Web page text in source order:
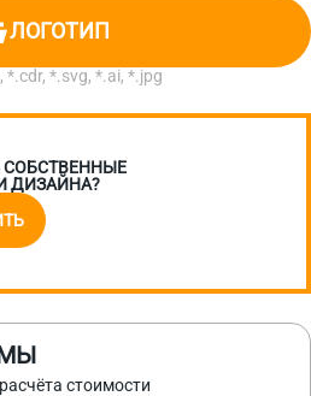
ЛОГОТИП
*.svg, *.ai, *.jpg
СОБСТВЕННЫЕ
ДИЗАЙНА?
стоимости